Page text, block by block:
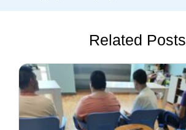
Related Posts